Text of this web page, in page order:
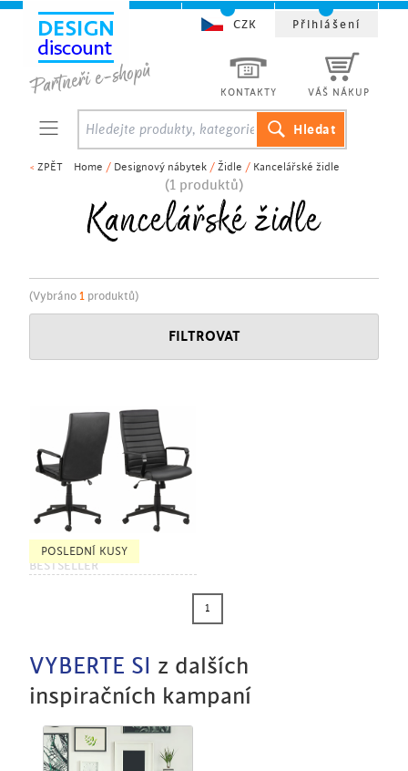
< ZPĚT Home / Designový nábytek / Židle / Kancelářské židle
(1 produktů)
Kancelářské židle
(Vybráno 1 produktů)
FILTROVAT
POSLEDNÍ KUSY
BESTSELLER
1
VYBERTE SI
z dalších
inspiračních kampaní
KONTAKTY VÁŠ NÁKUP
CZK Přihlášení